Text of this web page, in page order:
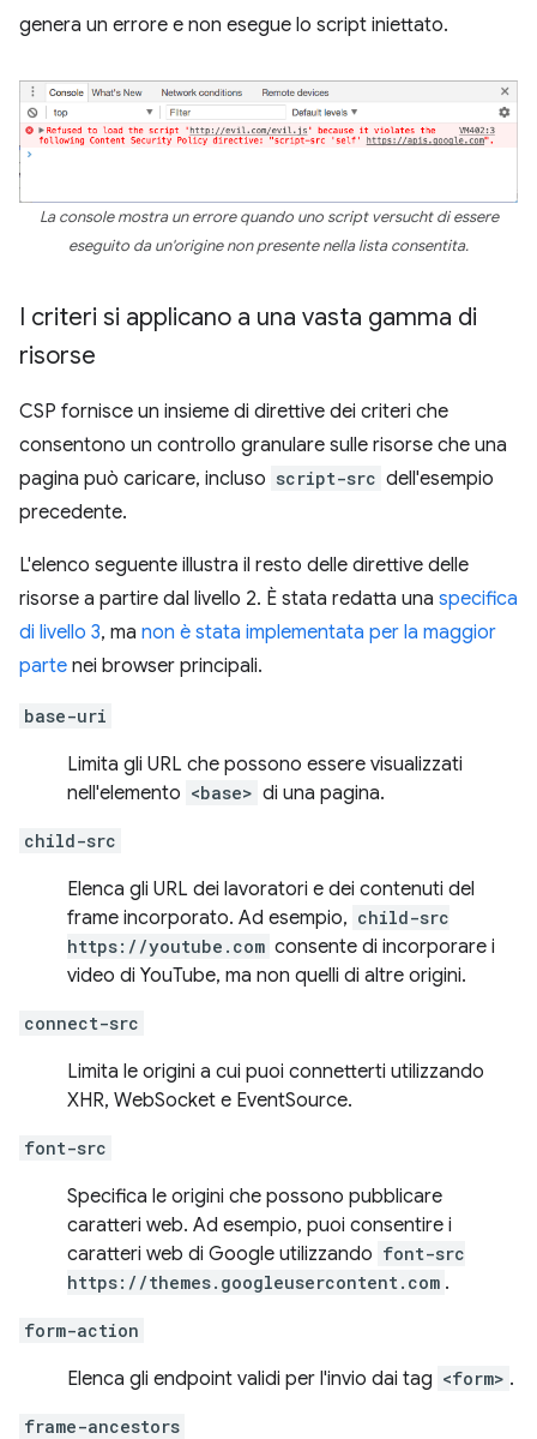
genera un errore e non esegue lo script iniettato.
La console mostra un errore quando uno script versucht di essere
eseguito da un'origine non presente nella lista consentita.
I criteri si applicano a una vasta gamma di
risorse
CSP fornisce un insieme di direttive dei criteri che
consentono un controllo granulare sulle risorse che una
pagina può caricare, incluso script-src dell'esempio
precedente.
L'elenco seguente illustra il resto delle direttive delle
risorse a partire dal livello 2. È stata redatta una specifica
di livello 3, ma non è stata implementata per la maggior
parte nei browser principali.
base-uri
Limita gli URL che possono essere visualizzati
nell'elemento <base> di una pagina.
child-src
Elenca gli URL dei lavoratori e dei contenuti del
frame incorporato. Ad esempio, child-src
https://youtube.com consente di incorporare i
video di YouTube, ma non quelli di altre origini.
connect-src
Limita le origini a cui puoi connetterti utilizzando
XHR, WebSocket e EventSource.
font-src
Specifica le origini che possono pubblicare
caratteri web. Ad esempio, puoi consentire i
caratteri web di Google utilizzando font-src
https://themes.googleusercontent.com .
form-action
Elenca gli endpoint validi per l'invio dai tag <form> .
frame-ancestors